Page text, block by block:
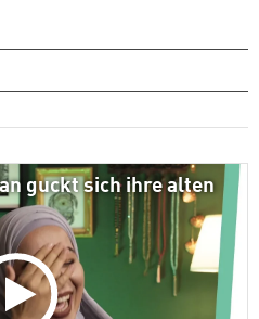
guckt sich ihre alten